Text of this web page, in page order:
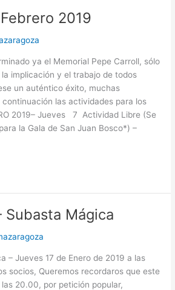
2019
ya el Memorial Pepe Carroll, sólo
implicación y el trabajo de todos
un auténtico éxito, muchas
continuación las actividades para los
2019– Jueves 7 Actividad Libre (Se
la Gala de San Juan Bosco*) –
Subasta Mágica
– Jueves 17 de Enero de 2019 a las
socios, Queremos recordaros que este
20.00, por petición popular,